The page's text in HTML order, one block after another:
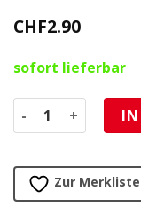
CHF2.90
sofort lieferbar
Schraubensatz IN
Zur